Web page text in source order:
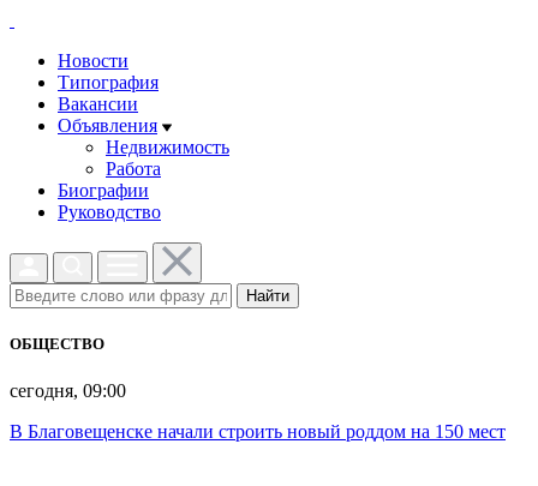
Новости
Типография
Вакансии
Объявления
Недвижимость
Работа
Биографии
Руководство
Найти
ОБЩЕСТВО
сегодня, 09:00
В Благовещенске начали строить новый роддом на 150 мест